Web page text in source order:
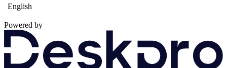
English
Powered by